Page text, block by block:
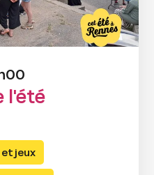
l'été
jeux